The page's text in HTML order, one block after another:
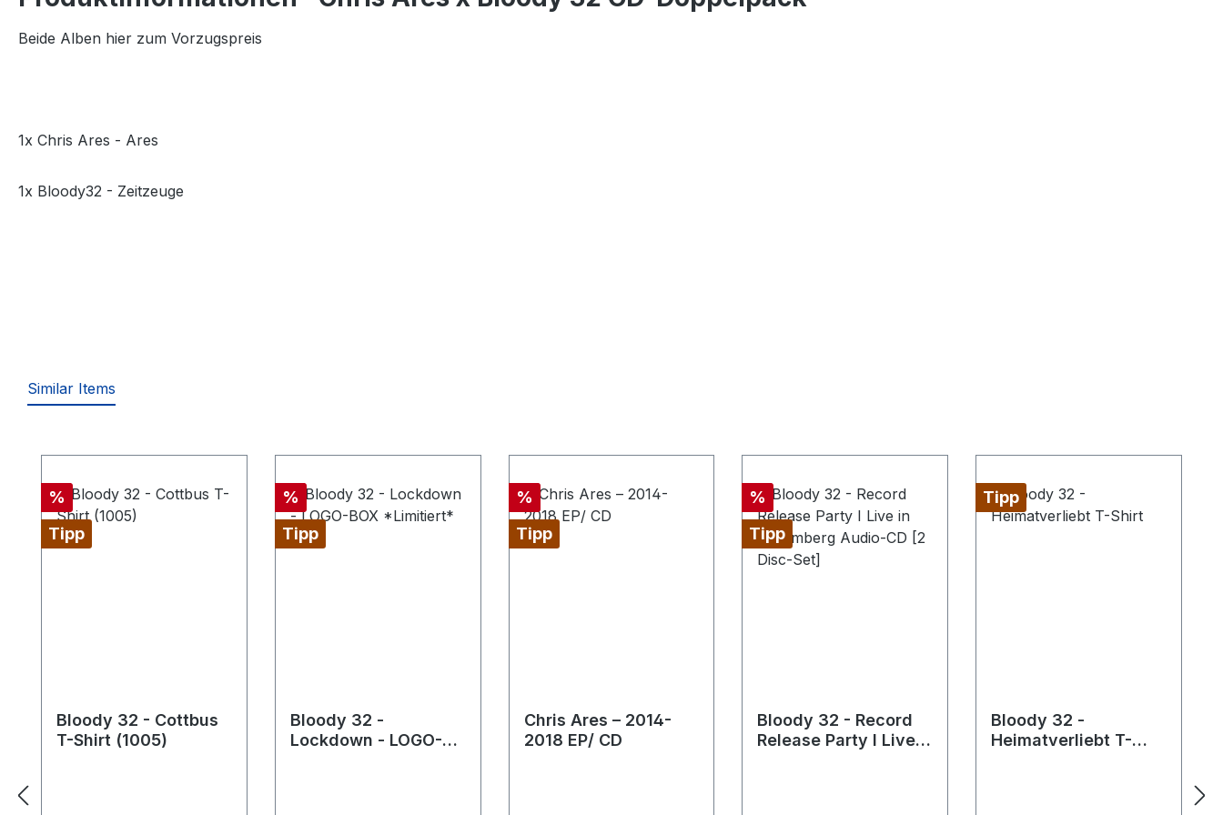
Beide Alben hier zum Vorzugspreis
1x Chris Ares - Ares
1x Bloody32 - Zeitzeuge
Similar Items
Rabatt
%
Tipp
Bloody 32 - Cottbus
T-Shirt (1005)
Rabatt
%
Tipp
Bloody 32 -
Lockdown - LOGO-
Rabatt
%
Tipp
Chris Ares – 2014-
2018 EP/ CD
Rabatt
%
Tipp
Bloody 32 - Record
Release Party I Live
Tipp
Bloody 32 -
Heimatverliebt T-